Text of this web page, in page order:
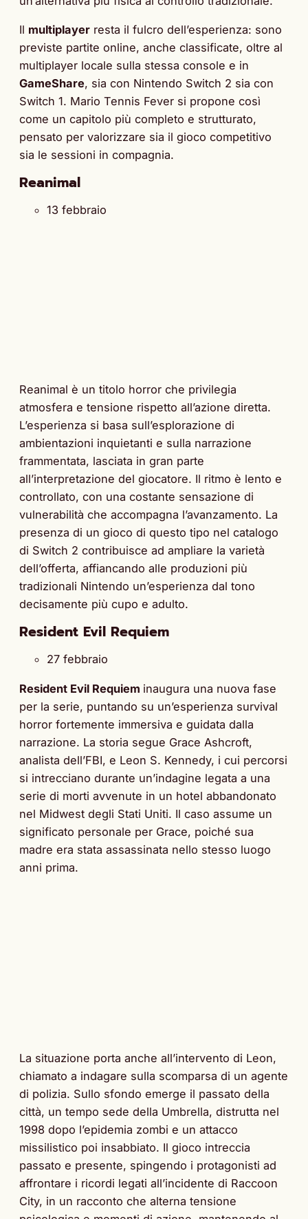
Il multiplayer resta il fulcro dell’esperienza: sono
previste partite online, anche classificate, oltre al
multiplayer locale sulla stessa console e in
GameShare, sia con Nintendo Switch 2 sia con
Switch 1. Mario Tennis Fever si propone così
come un capitolo più completo e strutturato,
pensato per valorizzare sia il gioco competitivo
sia le sessioni in compagnia.
Reanimal
13 febbraio
Reanimal è un titolo horror che privilegia
atmosfera e tensione rispetto all’azione diretta.
L’esperienza si basa sull’esplorazione di
ambientazioni inquietanti e sulla narrazione
frammentata, lasciata in gran parte
all’interpretazione del giocatore. Il ritmo è lento e
controllato, con una costante sensazione di
vulnerabilità che accompagna l’avanzamento. La
presenza di un gioco di questo tipo nel catalogo
di Switch 2 contribuisce ad ampliare la varietà
dell’offerta, affiancando alle produzioni più
tradizionali Nintendo un’esperienza dal tono
decisamente più cupo e adulto.
Resident Evil Requiem
27 febbraio
Resident Evil Requiem inaugura una nuova fase
per la serie, puntando su un’esperienza survival
horror fortemente immersiva e guidata dalla
narrazione. La storia segue Grace Ashcroft,
analista dell’FBI, e Leon S. Kennedy, i cui percorsi
si intrecciano durante un’indagine legata a una
serie di morti avvenute in un hotel abbandonato
nel Midwest degli Stati Uniti. Il caso assume un
significato personale per Grace, poiché sua
madre era stata assassinata nello stesso luogo
anni prima.
La situazione porta anche all’intervento di Leon,
chiamato a indagare sulla scomparsa di un agente
di polizia. Sullo sfondo emerge il passato della
città, un tempo sede della Umbrella, distrutta nel
1998 dopo l’epidemia zombi e un attacco
missilistico poi insabbiato. Il gioco intreccia
passato e presente, spingendo i protagonisti ad
affrontare i ricordi legati all’incidente di Raccoon
City, in un racconto che alterna tensione